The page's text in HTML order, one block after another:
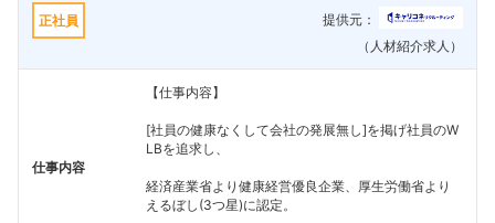
正社員
提供元：
（人材紹介求人）
仕事内容
【仕事内容】
[社員の健康なくして会社の発展無し]を掲げ社員のW
LBを追求し、
経済産業省より健康経営優良企業、厚生労働省より
えるぼし(3つ星)に認定。